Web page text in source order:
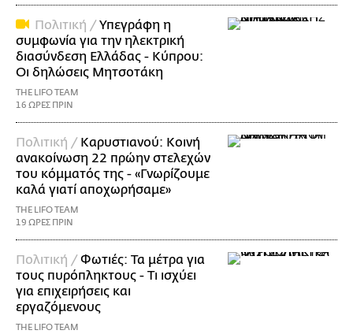
Πολιτική /Υπεγράφη η
συμφωνία για την ηλεκτρική
διασύνδεση Ελλάδας - Κύπρου:
Οι δηλώσεις Μητσοτάκη
THE LIFO TEAM
16 ΩΡΕΣ ΠΡΙΝ
Πολιτική / Καρυστιανού: Κοινή
ανακοίνωση 22 πρώην στελεχών
του κόμματός της - «Γνωρίζουμε
καλά γιατί αποχωρήσαμε»
THE LIFO TEAM
19 ΩΡΕΣ ΠΡΙΝ
Πολιτική /Φωτιές: Τα μέτρα για
τους πυρόπληκτους - Τι ισχύει
για επιχειρήσεις και
εργαζόμενους
THE LIFO TEAM